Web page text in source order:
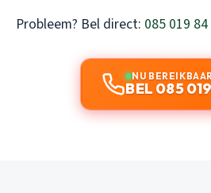
Probleem? Bel direct: 085 019
NU
BEL 085